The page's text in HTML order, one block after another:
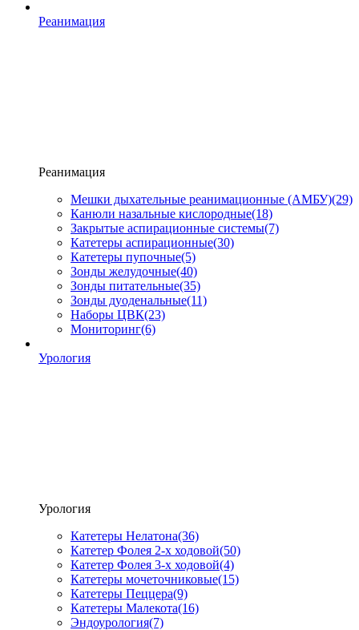
Реанимация
Реанимация
Мешки дыхательные реанимационные (АМБУ)(29)
Канюли назальные кислородные(18)
Закрытые аспирационные системы(7)
Катетеры аспирационные(30)
Катетеры пупочные(5)
Зонды желудочные(40)
Зонды питательные(35)
Зонды дуоденальные(11)
Наборы ЦВК(23)
Мониторинг(6)
Урология
Урология
Катетеры Нелатона(36)
Катетер Фолея 2-х ходовой(50)
Катетер Фолея 3-х ходовой(4)
Катетеры мочеточниковые(15)
Катетеры Пеццера(9)
Катетеры Малекота(16)
Эндоурология(7)